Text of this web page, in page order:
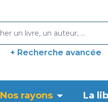
+ Recherche avancée
Nos rayons La